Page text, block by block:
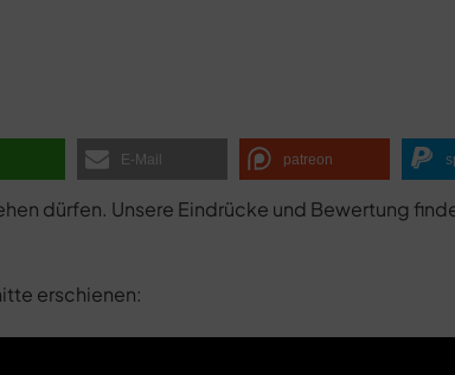
E-Mail patreon
dürfen. Unsere Eindrücke und Bewertung
erschienen: